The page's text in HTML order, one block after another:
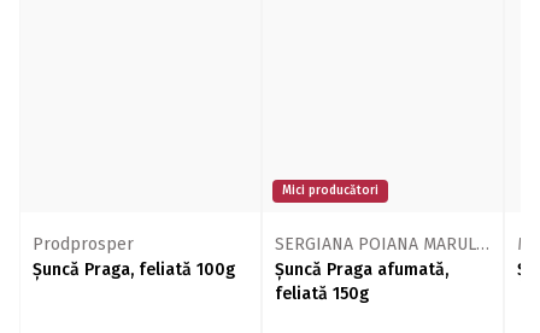
Prodprosper
Șuncă Praga, feliată 100g
Mici producători
SERGIANA POIANA MARULUI
Șuncă Praga afumată,
feliată 150g